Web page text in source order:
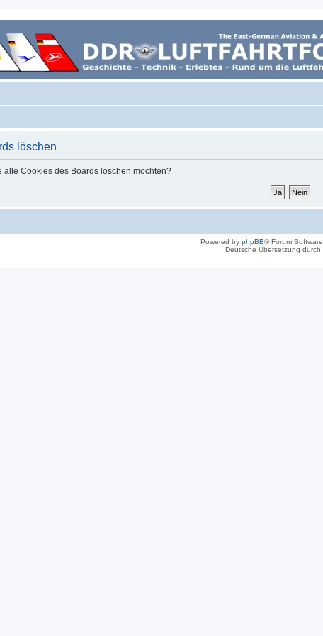
löschen
alle Cookies des Boards löschen möchten?
Powered by phpBB® Forum
Deutsche Übersetzung durch